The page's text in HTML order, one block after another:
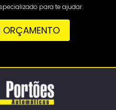
para te ajudar.
ORÇAMENTO